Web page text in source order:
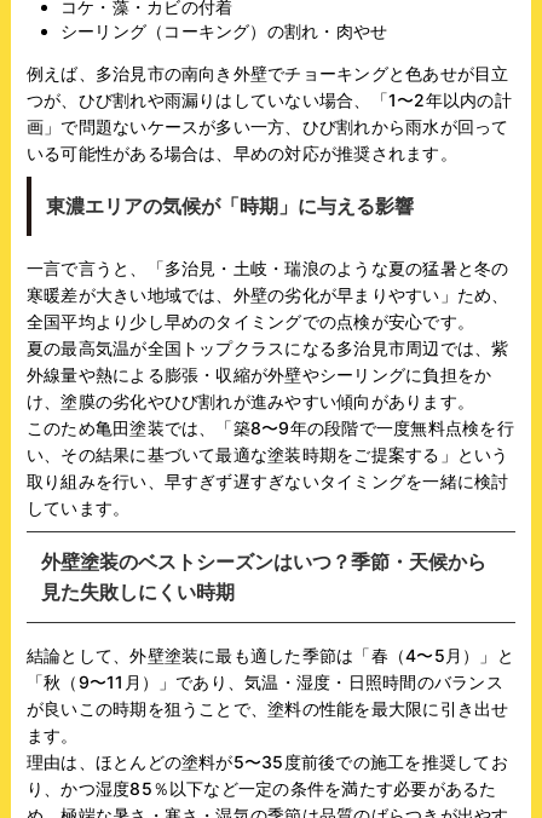
コケ・藻・カビの付着
シーリング（コーキング）の割れ・肉やせ
例えば、多治見市の南向き外壁でチョーキングと色あせが目立
つが、ひび割れや雨漏りはしていない場合、「1〜2年以内の計
画」で問題ないケースが多い一方、ひび割れから雨水が回って
いる可能性がある場合は、早めの対応が推奨されます。
東濃エリアの気候が「時期」に与える影響
一言で言うと、「多治見・土岐・瑞浪のような夏の猛暑と冬の
寒暖差が大きい地域では、外壁の劣化が早まりやすい」ため、
全国平均より少し早めのタイミングでの点検が安心です。
夏の最高気温が全国トップクラスになる多治見市周辺では、紫
外線量や熱による膨張・収縮が外壁やシーリングに負担をか
け、塗膜の劣化やひび割れが進みやすい傾向があります。
このため亀田塗装では、「築8〜9年の段階で一度無料点検を行
い、その結果に基づいて最適な塗装時期をご提案する」という
取り組みを行い、早すぎず遅すぎないタイミングを一緒に検討
しています。
外壁塗装のベストシーズンはいつ？季節・天候から
見た失敗しにくい時期
結論として、外壁塗装に最も適した季節は「春（4〜5月）」と
「秋（9〜11月）」であり、気温・湿度・日照時間のバランス
が良いこの時期を狙うことで、塗料の性能を最大限に引き出せ
ます。
理由は、ほとんどの塗料が5〜35度前後での施工を推奨してお
り、かつ湿度85％以下など一定の条件を満たす必要があるた